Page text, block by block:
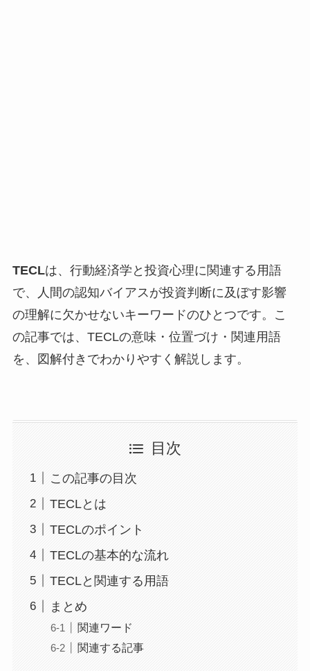
TECLは、行動経済学と投資心理に関連する用語
で、人間の認知バイアスが投資判断に及ぼす影響
の理解に欠かせないキーワードのひとつです。こ
の記事では、TECLの意味・位置づけ・関連用語
を、図解付きでわかりやすく解説します。
目次
この記事の目次
TECLとは
TECLのポイント
TECLの基本的な流れ
TECLと関連する用語
まとめ
関連ワード
関連する記事